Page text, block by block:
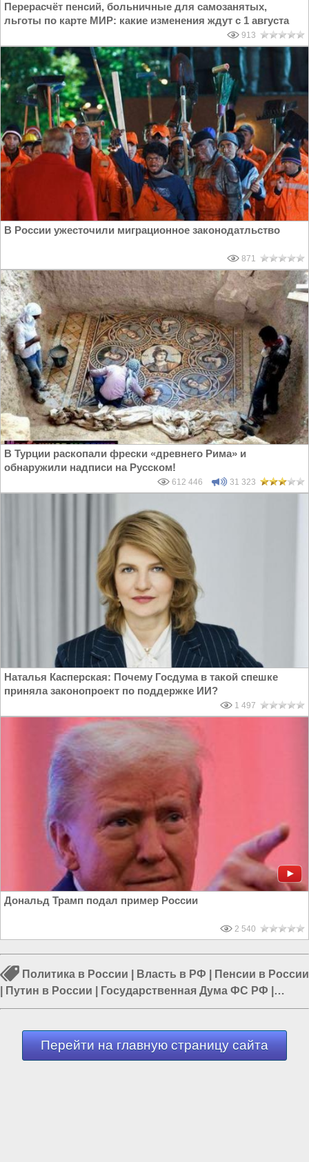
Перерасчёт пенсий, больничные для самозанятых,
льготы по карте МИР: какие изменения ждут с 1 августа
913
В России ужесточили миграционное законодатльство
871
В Турции раскопали фрески «древнего Рима» и
обнаружили надписи на Русском!
612 446 31 323
Наталья Касперская: Почему Госдума в такой спешке
приняла законопроект по поддержке ИИ?
1 497
Дональд Трамп подал пример России
2 540
Политика в России Власть в РФ
Пенсии в России
Путин в России Государственная Дума ФС РФ
Налоги в России|Мигранты в России
Перейти на главную страницу сайта